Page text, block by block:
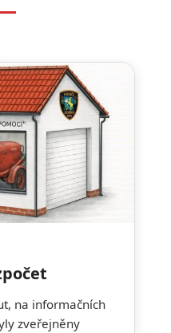
na informačních
zveřejněny